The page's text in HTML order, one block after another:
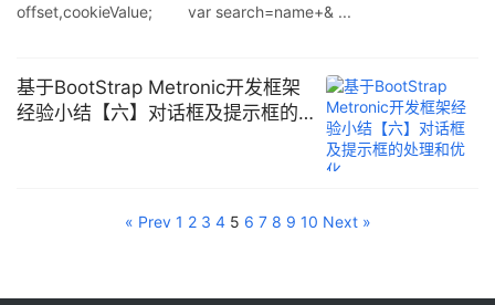
offset,cookieValue; var search=name+& ...
基于BootStrap Metronic开发框架
经验小结【六】对话框及提示框的
« Prev 1 2 3 4 5 6 7 8 9 10 Next »